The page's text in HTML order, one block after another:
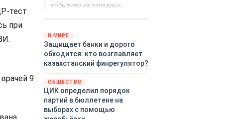
тест
при
9
событиям на западных
демонстрацию силы на
Дальнем Востоке.
Тихоокеанский флот без
предупреждения развернул
задействовав около
шестидесяти кораблей,
десятки самолётов и больше
тринадцати тысяч
В МИРЕ
Защищает банки и дорого
обходится: кто возглавляет
казахстанский финрегулятор?
ОБЩЕСТВО
ЦИК определил порядок
партий в бюллетене на
выборах с помощью